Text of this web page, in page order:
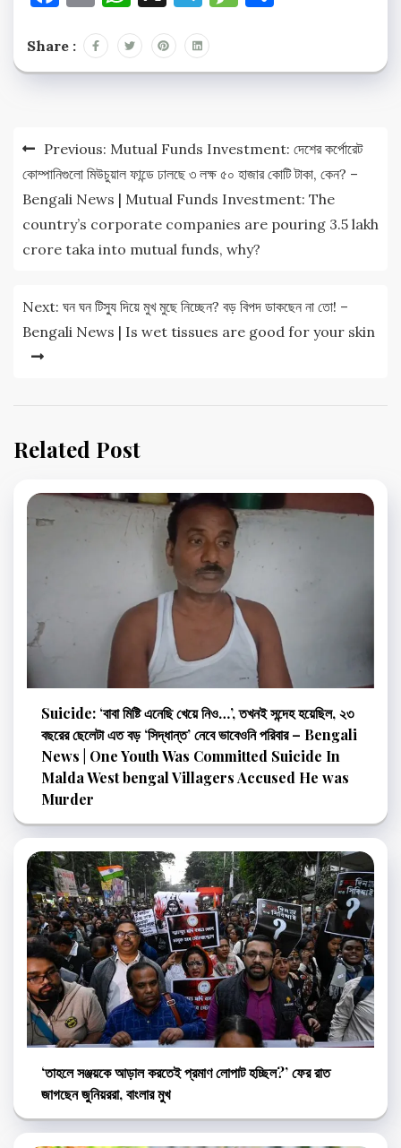
Share :
Post
navigation
Previous: Mutual Funds Investment: দেশের কর্পোরেট
কোম্পানিগুলো মিউচুয়াল ফান্ডে ঢালছে ৩ লক্ষ ৫০ হাজার কোটি টাকা, কেন? –
Bengali News | Mutual Funds Investment: The
country’s corporate companies are pouring 3.5 lakh
crore taka into mutual funds, why?
Next: ঘন ঘন টিস্যু দিয়ে মুখ মুছে নিচ্ছেন? বড় বিপদ ডাকছেন না তো! –
Bengali News | Is wet tissues are good for your skin
Related Post
Suicide: ‘বাবা মিষ্টি এনেছি খেয়ে নিও…’, তখনই সন্দেহ হয়েছিল, ২৩
বছরের ছেলেটা এত বড় ‘সিদ্ধান্ত’ নেবে ভাবেওনি পরিবার – Bengali
News | One Youth Was Committed Suicide In
Malda West bengal Villagers Accused He was
Murder
‘তাহলে সঞ্জয়কে আড়াল করতেই প্রমাণ লোপাট হচ্ছিল?’ ফের রাত
জাগছেন জুনিয়ররা, বাংলার মুখ